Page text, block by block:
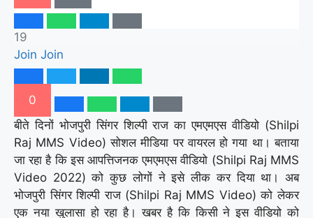
19
Join Join
0
बीते दिनों भोजपुरी सिंगर शिल्पी राज का एमएमएस वीडियो (Shilpi
Raj MMS Video) सोशल मीडिया पर वायरल हो गया था। बताया
जा रहा है कि इस आपत्तिजनक एमएमएस वीडियो (Shilpi Raj MMS
Video 2022) को कुछ लोगों ने इसे लीक कर दिया था। अब
भोजपुरी सिंगर शिल्पी राज (Shilpi Raj MMS Video) को लेकर
एक नया खुलासा हो रहा है। खबर है कि किसी ने इस वीडियो को